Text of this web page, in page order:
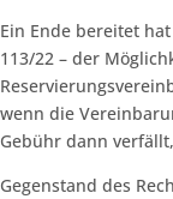
Ein Ende bereitet
113/22 – der
wenn die
Gebühr dann
Gegenstand des